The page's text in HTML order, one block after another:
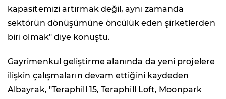
kapasitemizi artırmak değil, aynı zamanda
sektörün dönüşümüne öncülük eden şirketlerden
biri olmak" diye konuştu.
Gayrimenkul geliştirme alanında da yeni projelere
ilişkin çalışmaların devam ettiğini kaydeden
Albayrak, "Teraphill 15, Teraphill Loft, Moonpark